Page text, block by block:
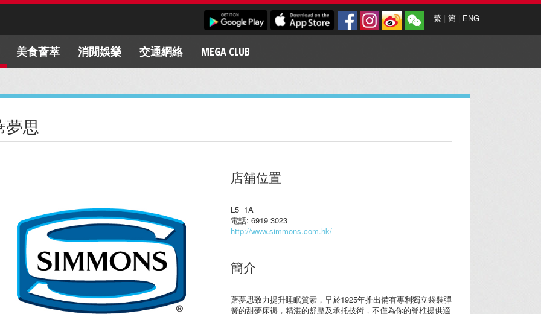
繁 | 簡 | ENG
美食薈萃 消閒娛樂 交通網絡 MEGA CLUB
夢思
店舖位置
L5 1A
電話: 6919 3023
http://www.simmons.com.hk/
簡介
蓆夢思致力提升睡眠質素，早於1925年推出備有專利獨立袋裝彈
簧的甜夢床褥，精湛的舒壓及承托技術，不僅為你的脊椎提供適